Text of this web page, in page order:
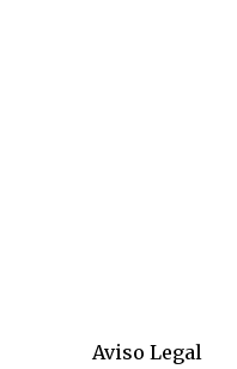
Aviso Legal